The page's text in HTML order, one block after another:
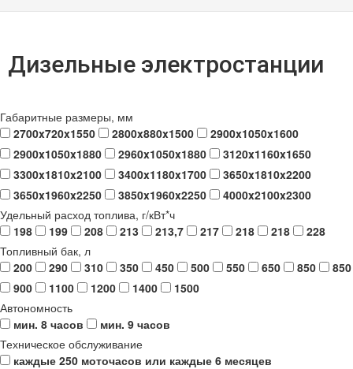
Дизельные электростанции
Габаритные размеры, мм
2700x720x1550
2800x880x1500
2900x1050x1600
2900x1050x1880
2960x1050x1880
3120x1160x1650
3300x1810x2100
3400x1180x1700
3650x1810x2200
3650x1960x2250
3850x1960x2250
4000x2100x2300
Удельный расход топлива, г/кВт*ч
198
199 208 213 213,7 217 218 218
228
Топливный бак, л
200
290 310 350 450 500 550 650 850
850
900
1100 1200 1400
1500
Автономность
мин. 8 часов
мин. 9 часов
Техническое обслуживание
каждые 250 моточасов или каждые 6 месяцев